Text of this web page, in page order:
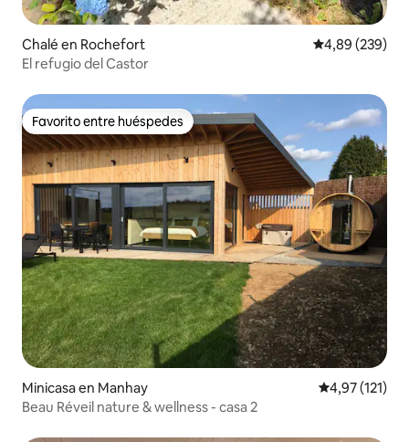
Chalé en Rochefort Calificación
4,89 (239)
El refugio del Castor
Favorito entre huéspedes
Favorito entre huéspedes
Minicasa en Manhay Calificación
4,97 (121)
Beau Réveil nature & wellness - casa 2